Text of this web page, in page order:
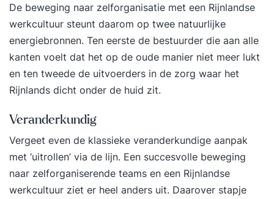
De beweging naar zelforganisatie met een Rijnlandse
werkcultuur steunt daarom op twee natuurlijke
energiebronnen. Ten eerste de bestuurder die aan alle
kanten voelt dat het op de oude manier niet meer lukt
en ten tweede de uitvoerders in de zorg waar het
Rijnlands dicht onder de huid zit.
Veranderkundig
Vergeet even de klassieke veranderkundige aanpak
met ‘uitrollen’ via de lijn. Een succesvolle beweging
naar zelforganiserende teams en een Rijnlandse
werkcultuur ziet er heel anders uit. Daarover stapje